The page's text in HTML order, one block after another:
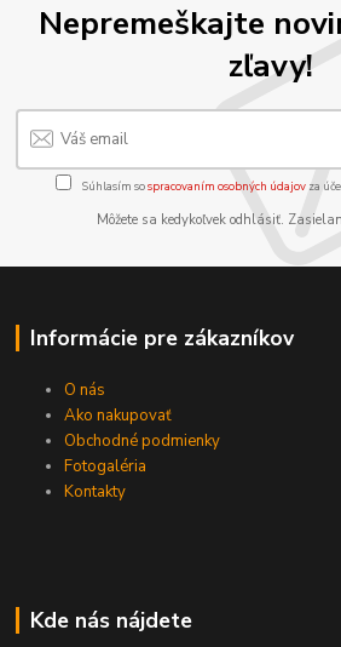
Nepremeškajte
zľavy!
Súhlasím sospracovaním osobných údajov za
Môžete sa kedykoľvek odhlásiť.
Informácie pre zákazníkov
O nás
Ako nakupovať
Obchodné podmienky
Fotogaléria
Kontakty
Kde nás nájdete